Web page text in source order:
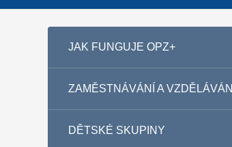
JAK FUNGUJE OPZ+
ZAMĚSTNÁVÁNÍ A VZDĚLÁVÁNÍ
DĚTSKÉ SKUPINY